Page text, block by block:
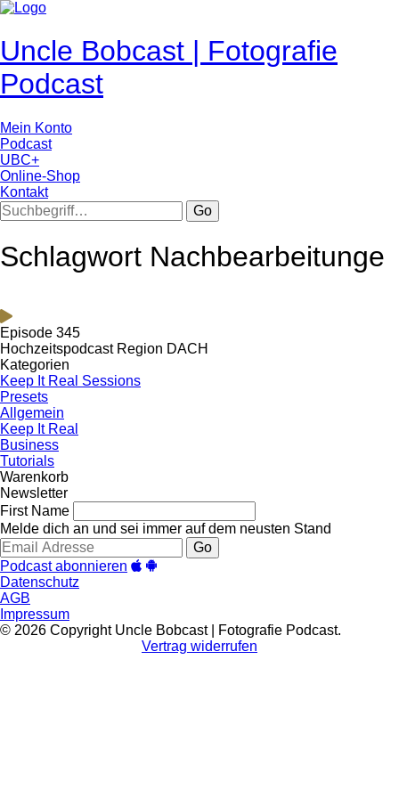
Uncle Bobcast | Fotografie
Podcast
Mein Konto
Podcast
UBC+
Online-Shop
Kontakt
Go
Schlagwort Nachbearbeitunge
Episode 345
Hochzeitspodcast Region DACH
Kategorien
Keep It Real Sessions
Presets
Allgemein
Keep It Real
Business
Tutorials
Warenkorb
Newsletter
First Name
Melde dich an und sei immer auf dem neusten Stand
Go
Podcast abonnieren
Datenschutz
AGB
Impressum
© 2026 Copyright Uncle Bobcast | Fotografie Podcast.
Vertrag widerrufen